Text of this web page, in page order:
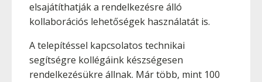
elsajátíthatják a rendelkezésre álló
kollaborációs lehetőségek használatát is.
A telepítéssel kapcsolatos technikai
segítségre kollégáink készségesen
rendelkezésükre állnak. Már több, mint 100